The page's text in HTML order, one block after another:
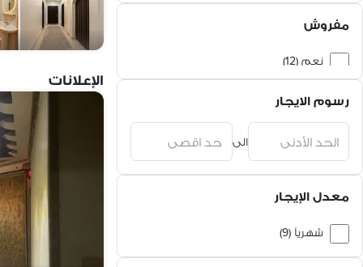
مفروش
نعم (12)
رسوم الايجار
الى
معدل الإيجار
شهرياً (9)
يومياً (3)
الإعلانات